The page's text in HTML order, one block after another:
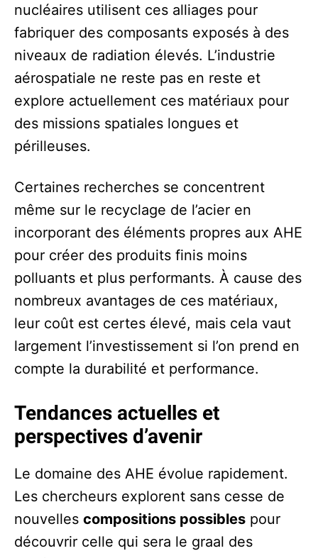
nucléaires utilisent ces alliages pour
fabriquer des composants exposés à des
niveaux de radiation élevés. L’industrie
aérospatiale ne reste pas en reste et
explore actuellement ces matériaux pour
des missions spatiales longues et
périlleuses.
Certaines recherches se concentrent
même sur le recyclage de l’acier en
incorporant des éléments propres aux AHE
pour créer des produits finis moins
polluants et plus performants. À cause des
nombreux avantages de ces matériaux,
leur coût est certes élevé, mais cela vaut
largement l’investissement si l’on prend en
compte la durabilité et performance.
Tendances actuelles et
perspectives d’avenir
Le domaine des AHE évolue rapidement.
Les chercheurs explorent sans cesse de
nouvelles compositions possibles pour
découvrir celle qui sera le graal des